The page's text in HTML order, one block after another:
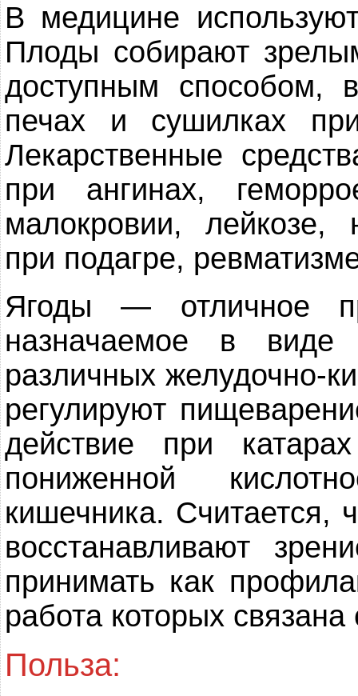
В медицине
Плоды собирают
доступным
печах и сушилках
Лекарственные
при ангинах,
малокровии,
при подагре,
Ягоды — отличное
назначаемое в
различных желудочно-
регулируют
действие при
пониженной
кишечника. Считается,
восстанавливают
принимать как
работа которых
Польза: